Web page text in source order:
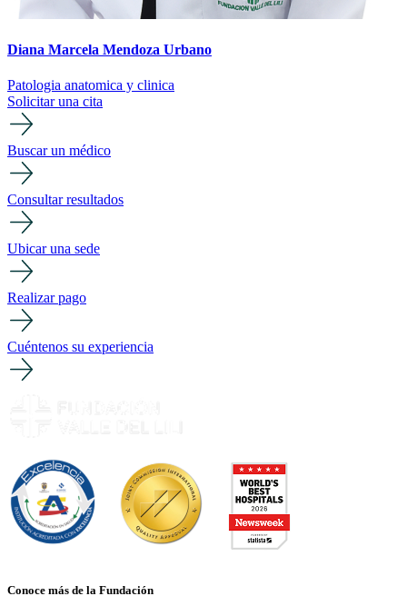
Diana Marcela Mendoza Urbano
Patologia anatomica y clinica
Solicitar una cita
Buscar un médico
Consultar resultados
Ubicar una sede
Realizar pago
Cuéntenos su experiencia
Conoce más de la Fundación